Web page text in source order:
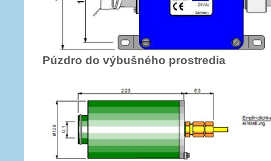
Púzdro do výbušného prostredia